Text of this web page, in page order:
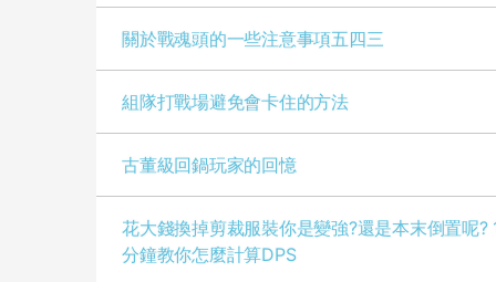
關於戰魂頭的一些注意事項五四三
組隊打戰場避免會卡住的方法
古董級回鍋玩家的回憶
花大錢換掉剪裁服裝你是變強?還是本末倒置呢?
分鐘教你怎麼計算DPS